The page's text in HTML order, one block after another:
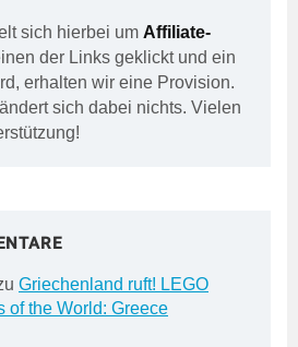
sich hierbei um Affiliate-
der Links geklickt und ein
erhalten wir eine Provision.
sich dabei nichts. Vielen
Griechenland ruft! LEGO
of the World: Greece